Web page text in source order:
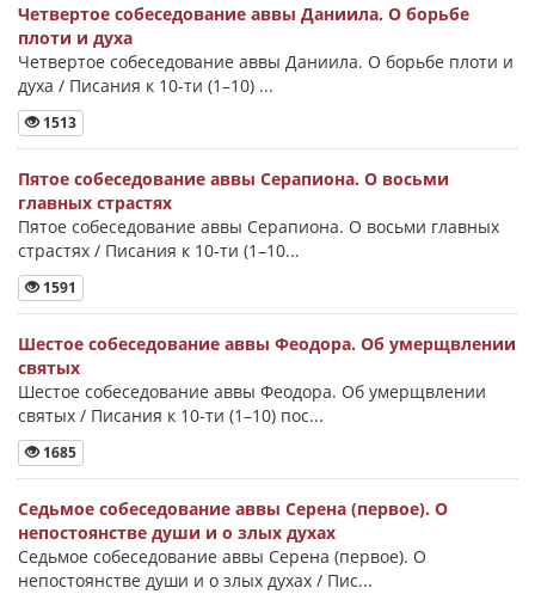
Четвертое собеседование аввы Даниила. О борьбе
плоти и духа
Четвертое собеседование аввы Даниила. О борьбе плоти и
духа / Писания к 10-ти (1–10) ...
1513
Пятое собеседование аввы Серапиона. О восьми
главных страстях
Пятое собеседование аввы Серапиона. О восьми главных
страстях / Писания к 10-ти (1–10...
1591
Шестое собеседование аввы Феодора. Об умерщвлении
святых
Шестое собеседование аввы Феодора. Об умерщвлении
святых / Писания к 10-ти (1–10) пос...
1685
Седьмое собеседование аввы Серена (первое). О
непостоянстве души и о злых духах
Седьмое собеседование аввы Серена (первое). О
непостоянстве души и о злых духах / Пис...